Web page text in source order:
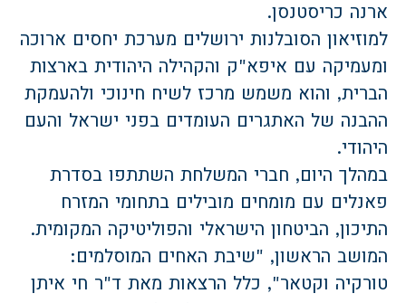
ארנה כריסטנסן.
למוזיאון הסובלנות ירושלים מערכת יחסים ארוכה
ומעמיקה עם איפא"ק והקהילה היהודית בארצות
הברית, והוא משמש מרכז לשיח חינוכי ולהעמקת
ההבנה של האתגרים העומדים בפני ישראל והעם
היהודי.
במהלך היום, חברי המשלחת השתתפו בסדרת
פאנלים עם מומחים מובילים בתחומי המזרח
התיכון, הביטחון הישראלי והפוליטיקה המקומית.
המושב הראשון, "שיבת האחים המוסלמים:
טורקיה וקטאר", כלל הרצאות מאת ד"ר חי איתן